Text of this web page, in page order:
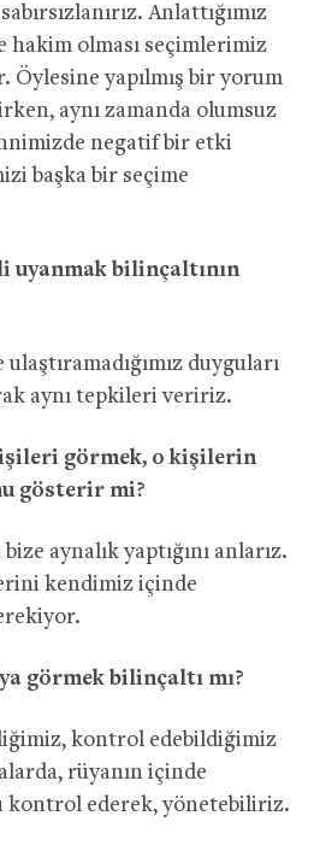
Anlattığımız
olması seçimlerimiz
yapılmış bir yorum
aynı zamanda olumsuz
negatif bir etki
başka bir seçime
uyanmak bilinçaltının
duyguları
aynı tepkileri veririz.
görmek, o kişilerin
gösterir mi?
aynalık yaptığını anlarız.
kendimiz içinde
görmek bilinçaltı mı?
kontrol edebildiğimiz
rüyanın içinde
kontrol ederek, yönetebiliriz.